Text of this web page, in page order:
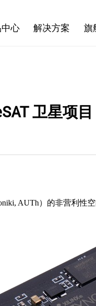
心 解决方案 旗
卫星项
AUTh）的非营利性